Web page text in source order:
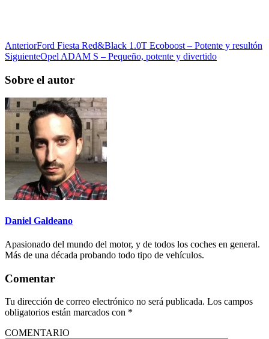
AnteriorFord Fiesta Red&Black 1.0T Ecoboost – Potente y resultón
SiguienteOpel ADAM S – Pequeño, potente y divertido
Sobre el autor
Daniel Galdeano
Apasionado del mundo del motor, y de todos los coches en general.
Más de una década probando todo tipo de vehículos.
Comentar
Tu dirección de correo electrónico no será publicada. Los campos
obligatorios están marcados con *
COMENTARIO